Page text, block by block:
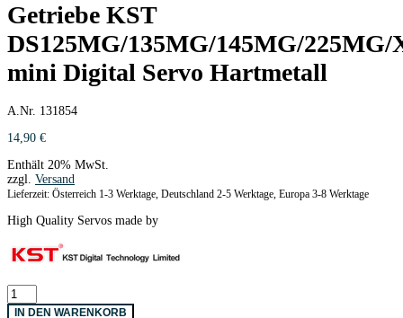
Getriebe KST
DS125MG/135MG/145MG/225MG/
mini Digital Servo Hartmetall
A.Nr. 131854
14,90 €
Enthält 20% MwSt.
zzgl. Versand
Lieferzeit: Österreich 1-3 Werktage, Deutschland 2-5 Werktage, Europa 3-8 Werktage
High Quality Servos made by
Getriebe
KST
IN DEN WARENKORB